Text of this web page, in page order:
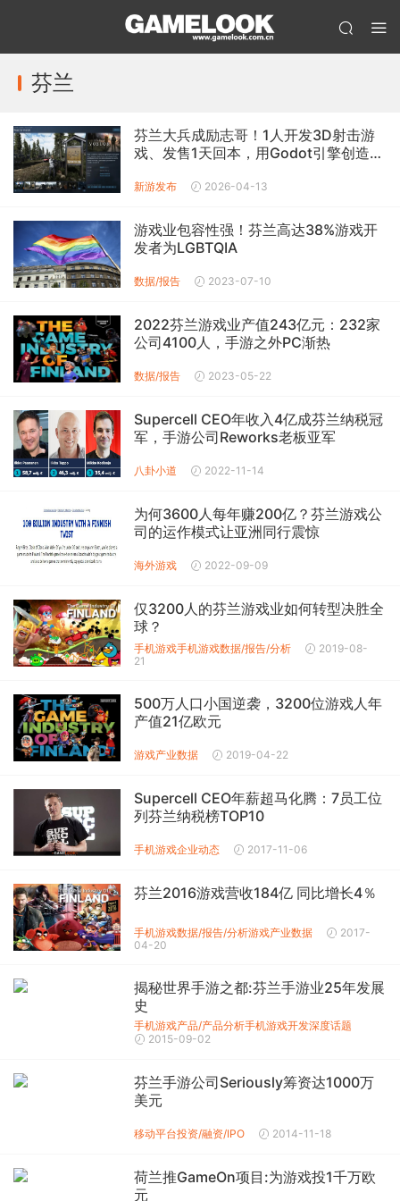
芬兰
芬兰大兵成励志哥！1人开发3D射击游
戏、发售1天回本，用Godot引擎创造不
新游发布 2026-04-13
游戏业包容性强！芬兰高达38%游戏开
发者为LGBTQIA
数据/报告 2023-07-10
2022芬兰游戏业产值243亿元：232家
公司4100人，手游之外PC渐热
数据/报告 2023-05-22
Supercell CEO年收入4亿成芬兰纳税冠
军，手游公司Reworks老板亚军
八卦小道 2022-11-14
为何3600人每年赚200亿？芬兰游戏公
司的运作模式让亚洲同行震惊
海外游戏 2022-09-09
仅3200人的芬兰游戏业如何转型决胜全
球？
手机游戏手机游戏数据/报告/分析
2019-08-
21
500万人口小国逆袭，3200位游戏人年
产值21亿欧元
游戏产业数据 2019-04-22
Supercell CEO年薪超马化腾：7员工位
列芬兰纳税榜TOP10
手机游戏企业动态 2017-11-06
芬兰2016游戏营收184亿 同比增长4％
手机游戏数据/报告/分析游戏产业数据
2017-
04-20
揭秘世界手游之都:芬兰手游业25年发展
史
手机游戏产品/产品分析手机游戏开发深度话题
2015-09-02
芬兰手游公司Seriously筹资达1000万
美元
移动平台投资/融资/IPO 2014-11-18
荷兰推GameOn项目:为游戏投1千万欧
元